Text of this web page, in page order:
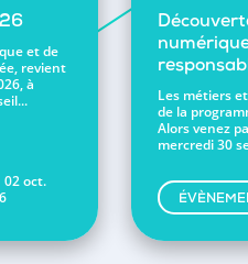
et de
revient
à
02 oct.
Les métiers
de la
Alors venez
mercredi 30